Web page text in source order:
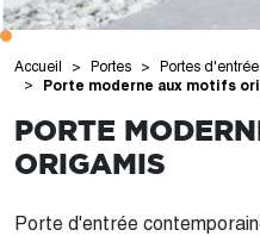
Accueil Portes Portes d'entrée
Porte moderne aux motifs
PORTE
ORIGAMIS
Porte d'entrée